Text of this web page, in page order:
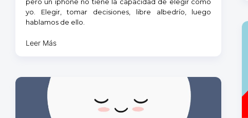
pero un iphone no tiene la capacidad de elegir como
yo. Elegir, tomar decisiones, libre albedrío, luego
hablamos de ello.
Leer Más